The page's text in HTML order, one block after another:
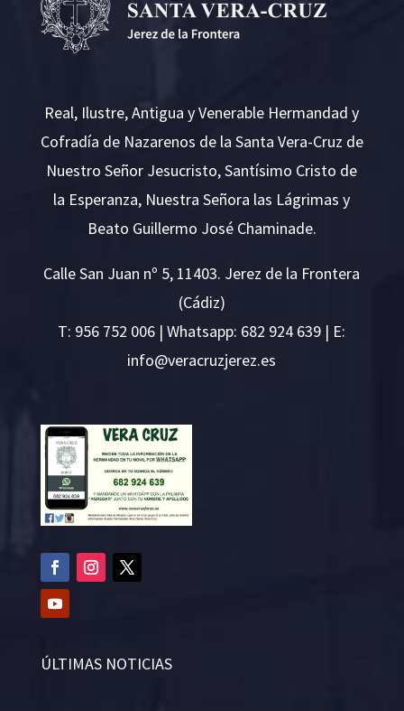
Real, Ilustre, Antigua y Venerable Hermandad y
Cofradía de Nazarenos de la Santa Vera-Cruz de
Nuestro Señor Jesucristo, Santísimo Cristo de
la Esperanza, Nuestra Señora las Lágrimas y
Beato Guillermo José Chaminade.
Calle San Juan nº 5, 11403. Jerez de la Frontera
(Cádiz)
T: 956 752 006 | Whatsapp: 682 924 639 | E:
se.ze
rejzu
rcare
v@ofn
i
ÚLTIMAS NOTICIAS